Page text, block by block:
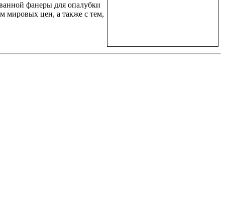
фанеры для опалубки
мировых цен, а также с тем,